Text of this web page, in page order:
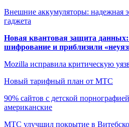
Внешние аккумуляторы: надежная
гаджета
Новая квантовая защита
шифрование и приблизили
Mozilla исправила критическую
Новый тарифный план от МТС
90% сайтов с детской
американские
МТС улучшил покрытие в